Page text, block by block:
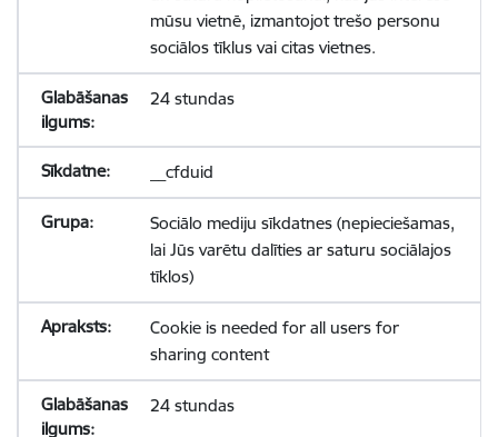
mūsu vietnē, izmantojot trešo personu
sociālos tīklus vai citas vietnes.
24 stundas
__cfduid
Sociālo mediju sīkdatnes (nepieciešamas,
lai Jūs varētu dalīties ar saturu sociālajos
tīklos)
Cookie is needed for all users for
sharing content
24 stundas